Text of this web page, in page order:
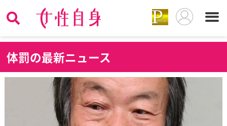
体罰の最新ニュース